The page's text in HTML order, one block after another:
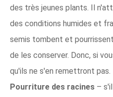
des très jeunes plants. Il
des conditions humides et
semis tombent et
de les conserver. Donc, si
qu'ils ne s'en remettront pas.
Pourriture des racines –